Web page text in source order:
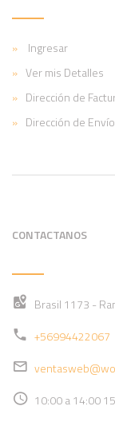
Ingresar
Ver mis Detalles
Dirección de
Dirección de Envío
CONTACTANOS
Brasil 1173 -
+56994422067
10:00 a 14:00